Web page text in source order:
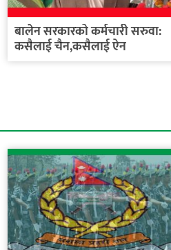
बालेन सरकारको कर्मचारी सरुवा:
कसैलाई चैन,कसैलाई ऐन